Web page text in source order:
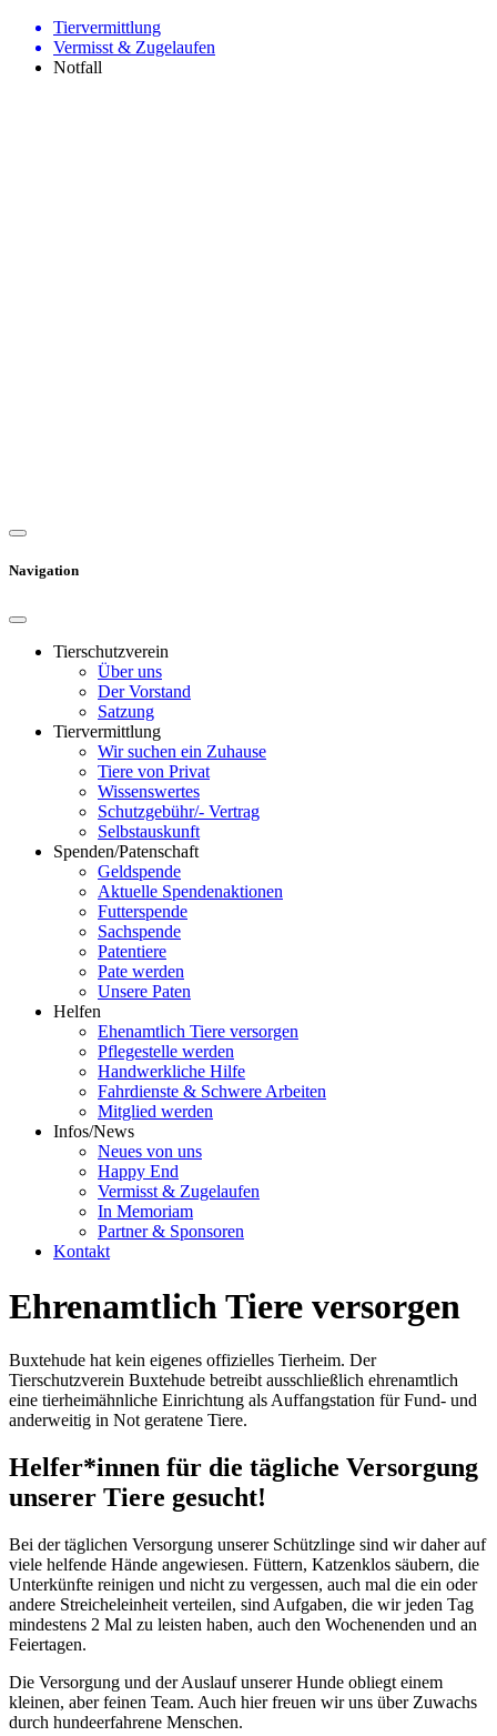
Tiervermittlung
Vermisst & Zugelaufen
Notfall
Navigation
Tierschutzverein
Über uns
Der Vorstand
Satzung
Tiervermittlung
Wir suchen ein Zuhause
Tiere von Privat
Wissenswertes
Schutzgebühr/- Vertrag
Selbstauskunft
Spenden/Patenschaft
Geldspende
Aktuelle Spendenaktionen
Futterspende
Sachspende
Patentiere
Pate werden
Unsere Paten
Helfen
Ehenamtlich Tiere versorgen
Pflegestelle werden
Handwerkliche Hilfe
Fahrdienste & Schwere Arbeiten
Mitglied werden
Infos/News
Neues von uns
Happy End
Vermisst & Zugelaufen
In Memoriam
Partner & Sponsoren
Kontakt
Ehrenamtlich Tiere versorgen
Buxtehude hat kein eigenes offizielles Tierheim. Der
Tierschutzverein Buxtehude betreibt ausschließlich ehrenamtlich
eine tierheimähnliche Einrichtung als Auffangstation für Fund- und
anderweitig in Not geratene Tiere.
Helfer*innen für die tägliche Versorgung
unserer Tiere gesucht!
Bei der täglichen Versorgung unserer Schützlinge sind wir daher auf
viele helfende Hände angewiesen. Füttern, Katzenklos säubern, die
Unterkünfte reinigen und nicht zu vergessen, auch mal die ein oder
andere Streicheleinheit verteilen, sind Aufgaben, die wir jeden Tag
mindestens 2 Mal zu leisten haben, auch den Wochenenden und an
Feiertagen.
Die Versorgung und der Auslauf unserer Hunde obliegt einem
kleinen, aber feinen Team. Auch hier freuen wir uns über Zuwachs
durch hundeerfahrene Menschen.